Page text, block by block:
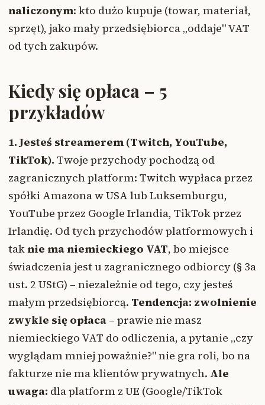
naliczonym: kto dużo kupuje (towar, materiał,
sprzęt), jako mały przedsiębiorca „oddaje" VAT
od tych zakupów.
Kiedy się opłaca – 5
przykładów
1. Jesteś streamerem (Twitch, YouTube,
TikTok). Twoje przychody pochodzą od
zagranicznych platform: Twitch wypłaca przez
spółki Amazona w USA lub Luksemburgu,
YouTube przez Google Irlandia, TikTok przez
Irlandię. Od tych przychodów platformowych i
taknie ma niemieckiego VAT, bo miejsce
świadczenia jest u zagranicznego odbiorcy (§ 3a
ust. 2 UStG) – niezależnie od tego, czy jesteś
małym przedsiębiorcą. Tendencja: zwolnienie
zwykle się opłaca – prawie nie masz
niemieckiego VAT do odliczenia, a pytanie „czy
wyglądam mniej poważnie?" nie gra roli, bo na
fakturze nie ma klientów prywatnych. Ale
uwaga: dla platform z UE (Google/TikTok